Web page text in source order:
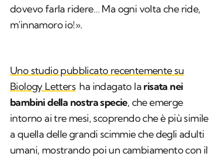
dovevo farla ridere… Ma ogni volta che ride,
m'innamoro io!».
Uno studio pubblicato recentemente su
Biology Letters ha indagato la risata nei
bambini della nostra specie, che emerge
intorno ai tre mesi, scoprendo che è più simile
a quella delle grandi scimmie che degli adulti
umani, mostrando poi un cambiamento con il